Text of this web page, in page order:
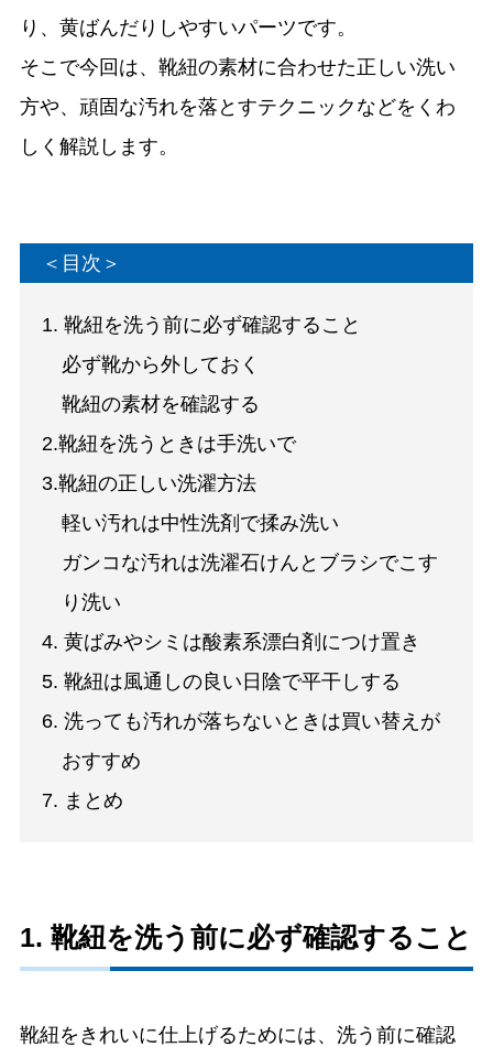
り、黄ばんだりしやすいパーツです。
そこで今回は、靴紐の素材に合わせた正しい洗い
方や、頑固な汚れを落とすテクニックなどをくわ
しく解説します。
＜目次＞
1. 靴紐を洗う前に必ず確認すること
必ず靴から外しておく
靴紐の素材を確認する
2.靴紐を洗うときは手洗いで
3.靴紐の正しい洗濯方法
軽い汚れは中性洗剤で揉み洗い
ガンコな汚れは洗濯石けんとブラシでこす
り洗い
4. 黄ばみやシミは酸素系漂白剤につけ置き
5. 靴紐は風通しの良い日陰で平干しする
6. 洗っても汚れが落ちないときは買い替えが
おすすめ
7. まとめ
1. 靴紐を洗う前に必ず確認すること
靴紐をきれいに仕上げるためには、洗う前に確認